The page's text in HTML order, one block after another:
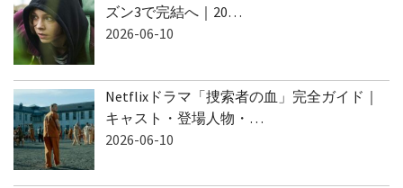
ズン3で完結へ｜20…
2026-06-10
Netflixドラマ「捜索者の血」完全ガイド｜
キャスト・登場人物・…
2026-06-10